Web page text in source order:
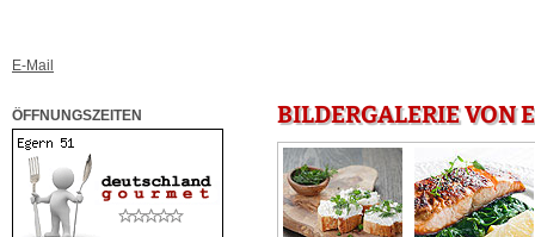
E-Mail
ÖFFNUNGSZEITEN BILDERGALERIE VON